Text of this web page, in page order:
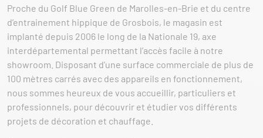
Proche du Golf Blue Green de Marolles-en-Brie et du centre
d’entrainement hippique de Grosbois, le magasin est
implanté depuis 2006 le long de la Nationale 19, axe
interdépartemental permettant l’accès facile à notre
showroom. Disposant d’une surface commerciale de plus de
100 mètres carrés avec des appareils en fonctionnement,
nous sommes heureux de vous accueillir, particuliers et
professionnels, pour découvrir et étudier vos différents
projets de décoration et chauffage.